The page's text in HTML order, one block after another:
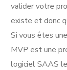
valider votre
existe et donc
Si vous êtes
MVP est une
logiciel SAAS